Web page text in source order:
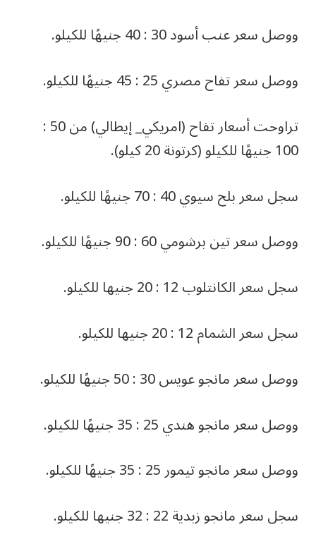
ووصل سعر عنب أسود 30 : 40 جنيهًا للكيلو.
ووصل سعر تفاح مصري 25 : 45 جنيهًا للكيلو.
تراوحت أسعار تفاح (امريكي_ إيطالي) من 50 :
100 جنيهًا للكيلو (كرتونة 20 كيلو).
سجل سعر بلح سيوي 40 : 70 جنيهًا للكيلو.
ووصل سعر تين برشومي 60 : 90 جنيهًا للكيلو.
سجل سعر الكانتلوب 12 : 20 جنيها للكيلو.
سجل سعر الشمام 12 : 20 جنيها للكيلو.
ووصل سعر مانجو عويس 30 : 50 جنيهًا للكيلو.
ووصل سعر مانجو هندي 25 : 35 جنيهًا للكيلو.
ووصل سعر مانجو تيمور 25 : 35 جنيهًا للكيلو.
سجل سعر مانجو زبدية 22 : 32 جنيها للكيلو.